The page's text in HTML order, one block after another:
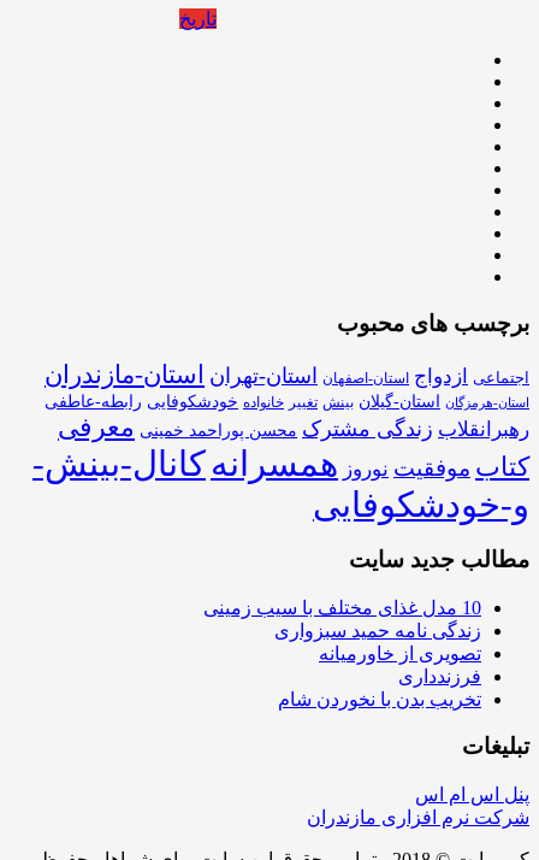
تاریخ
برچسب های محبوب
اجتماعی ازدواج استان-اصفهان استان-تهران استان-مازندران
استان-هرمزگان استان-گیلان بینش تغییر خانواده خودشکوفایی رابطه-عاطفی
رهبرانقلاب زندگی مشترک محسن پوراحمد خمینی معرفی
کتاب موفقیت نوروز همسرانهکانال-بینش-
و-خودشکوفایی
مطالب جدید سایت
10 مدل غذای مختلف با سیب زمینی
زندگی نامه حمید سبزواری
تصویری از خاورمیانه
فرزندداری
تخریب بدن با نخوردن شام
تبلیغات
پنل اس ام اس
شرکت نرم افزاری مازندران